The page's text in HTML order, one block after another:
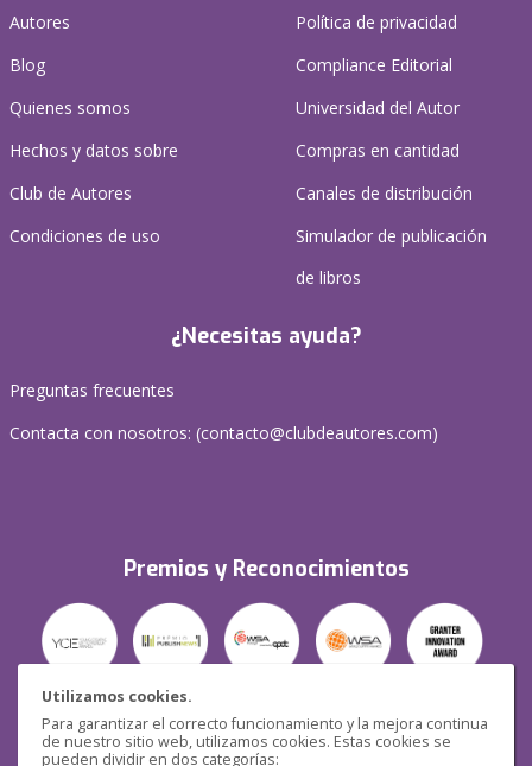
Utilizamos cookies.
Para garantizar el correcto funcionamiento y la mejora continua
de nuestro sitio web, utilizamos cookies. Estas cookies se
pueden dividir en dos categorías:
Autores
Blog
Quienes somos
Hechos y datos sobre
Club de Autores
Condiciones de uso
Política de privacidad
Compliance Editorial
Universidad del Autor
Compras en cantidad
Canales de distribución
Simulador de publicación
de libros
¿Necesitas ayuda?
Preguntas frecuentes
Contacta con nosotros: (contacto@clubdeautores.com)
Premios y Reconocimientos
Seguridad